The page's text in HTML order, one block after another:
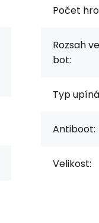
Počet
Rozsah
bot:
Typ
Antiboot:
Velikost: